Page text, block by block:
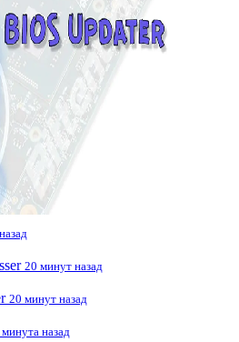
20 минут назад
20 минут назад
назад